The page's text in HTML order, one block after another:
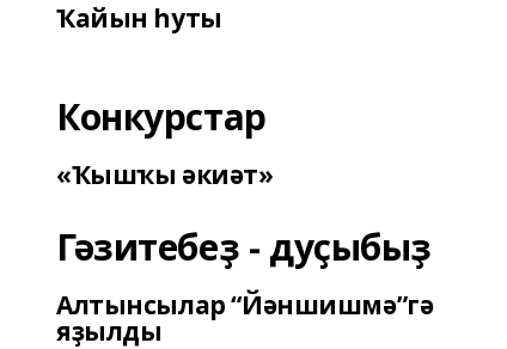
Ҡайын һуты
Конкурстар
«Ҡышҡы әкиәт»
Гәзитебеҙ - дуҫыбыҙ
Алтынсылар “Йәншишмә”гә
яҙылды